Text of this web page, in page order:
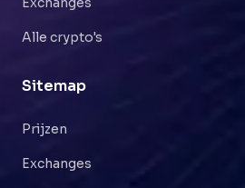
Alle crypto's
Sitemap
Prijzen
Exchanges